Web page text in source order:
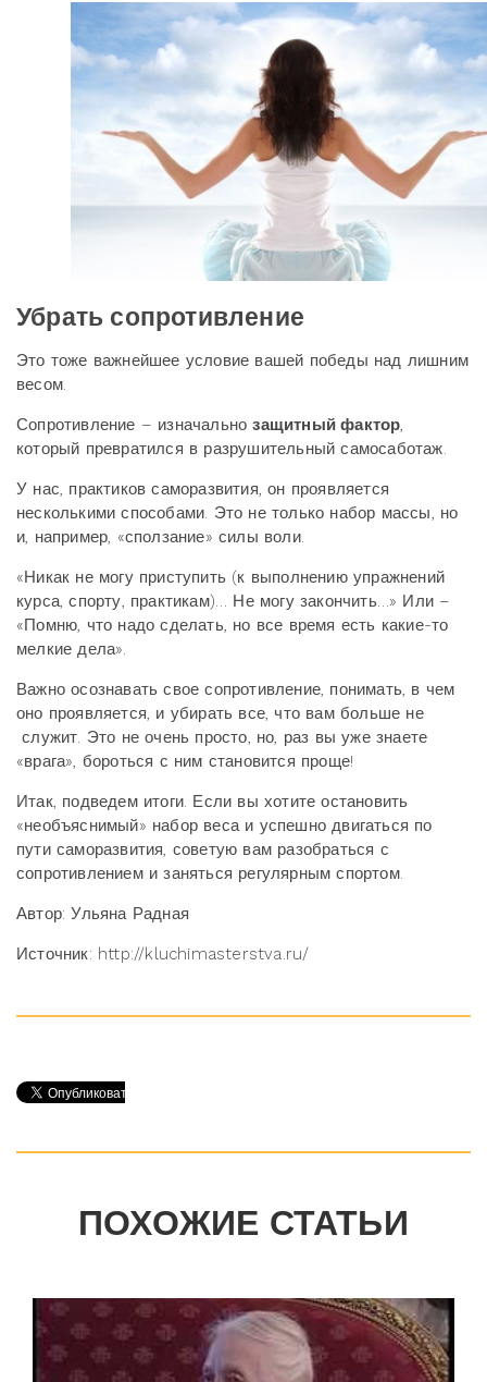
Убрать сопротивление
Это тоже важнейшее условие вашей победы над лишним
весом.
Сопротивление – изначальнозащитный фактор,
который превратился в разрушительный самосаботаж.
У нас, практиков саморазвития, он проявляется
несколькими способами. Это не только набор массы, но
и, например, «сползание» силы воли.
«Никак не могу приступить (к выполнению упражнений
курса, спорту, практикам)… Не могу закончить…» Или –
«Помню, что надо сделать, но все время есть какие-то
мелкие дела».
Важно осознавать свое сопротивление, понимать, в чем
оно проявляется, и убирать все, что вам больше не
служит. Это не очень просто, но, раз вы уже знаете
«врага», бороться с ним становится проще!
Итак, подведем итоги. Если вы хотите остановить
«необъяснимый» набор веса и успешно двигаться по
пути саморазвития, советую вам разобраться с
сопротивлением и заняться регулярным спортом.
Автор: Ульяна Радная
Источник: http://kluchimasterstva.ru/
ПОХОЖИЕ СТАТЬИ